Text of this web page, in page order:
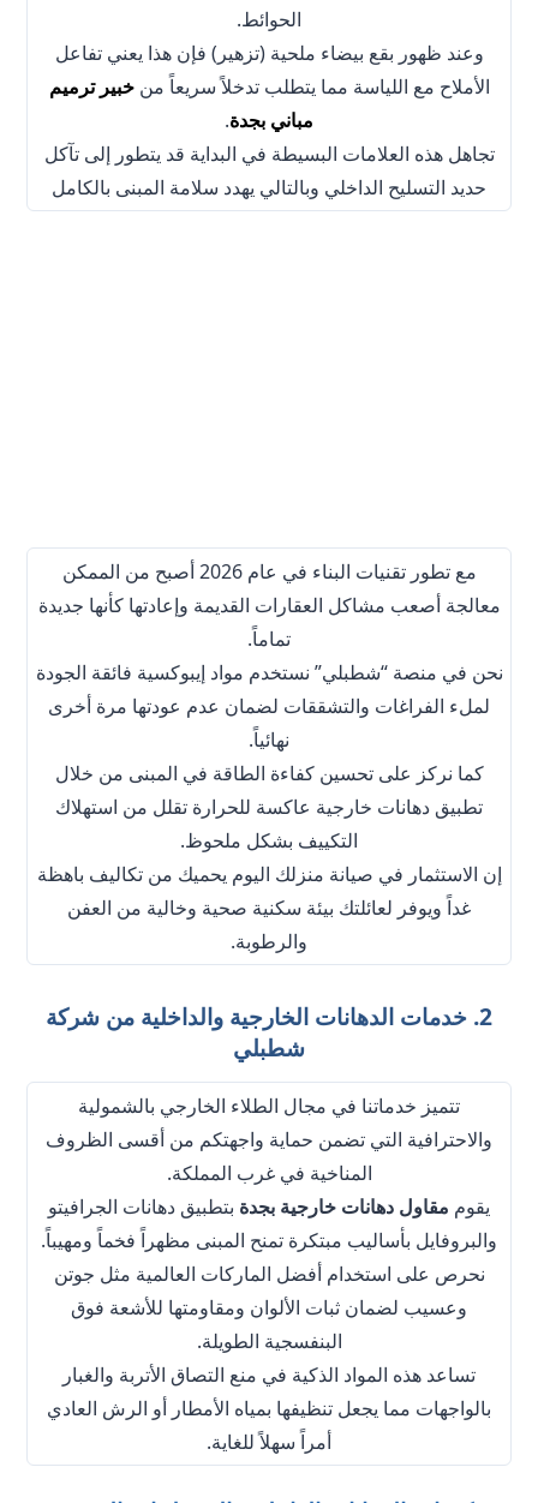
الحوائط.
وعند ظهور بقع بيضاء ملحية (تزهير) فإن هذا يعني تفاعل
الأملاح مع اللياسة مما يتطلب تدخلاً سريعاً منخبير ترميم
مباني بجدة.
تجاهل هذه العلامات البسيطة في البداية قد يتطور إلى تآكل
حديد التسليح الداخلي وبالتالي يهدد سلامة المبنى بالكامل
مع تطور تقنيات البناء في عام 2026 أصبح من الممكن
معالجة أصعب مشاكل العقارات القديمة وإعادتها كأنها جديدة
تماماً.
نحن في منصة “شطبلي” نستخدم مواد إيبوكسية فائقة الجودة
لملء الفراغات والتشققات لضمان عدم عودتها مرة أخرى
نهائياً.
كما نركز على تحسين كفاءة الطاقة في المبنى من خلال
تطبيق دهانات خارجية عاكسة للحرارة تقلل من استهلاك
التكييف بشكل ملحوظ.
إن الاستثمار في صيانة منزلك اليوم يحميك من تكاليف باهظة
غداً ويوفر لعائلتك بيئة سكنية صحية وخالية من العفن
والرطوبة.
2. خدمات الدهانات الخارجية والداخلية من شركة
شطبلي
تتميز خدماتنا في مجال الطلاء الخارجي بالشمولية
والاحترافية التي تضمن حماية واجهتكم من أقسى الظروف
المناخية في غرب المملكة.
يقوم مقاول دهانات خارجية بجدة بتطبيق دهانات الجرافيتو
والبروفايل بأساليب مبتكرة تمنح المبنى مظهراً فخماً ومهيباً.
نحرص على استخدام أفضل الماركات العالمية مثل جوتن
وعسيب لضمان ثبات الألوان ومقاومتها للأشعة فوق
البنفسجية الطويلة.
تساعد هذه المواد الذكية في منع التصاق الأتربة والغبار
بالواجهات مما يجعل تنظيفها بمياه الأمطار أو الرش العادي
أمراً سهلاً للغاية.